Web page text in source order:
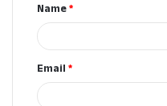
*Name*
Email*